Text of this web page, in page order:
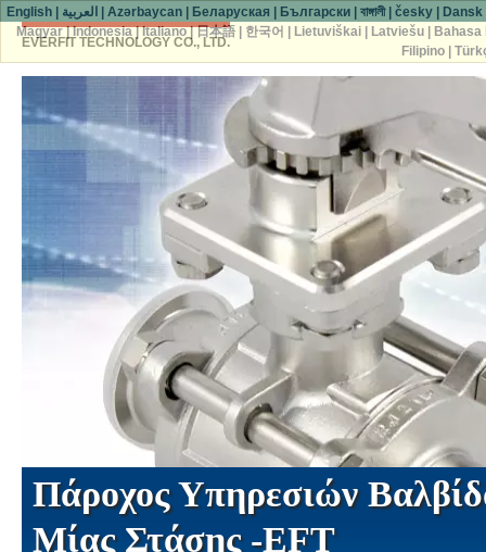
EVERFIT TECHNOLOGY CO., LTD.
Πάροχος Υπηρεσιών
Μίας Στάσης -EFT
English العربية |Azərbaycan Беларуская Български |বাঙ্গালী|česky Dansk
Magyar|Indonesia|Italiano|日本語| 한국어 Lietuviškai| Latviešu|
Bahasa
Filipino|